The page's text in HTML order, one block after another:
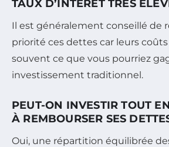
TAUX D’INTÉRÊT TRÈS
Il est généralement conseillé de
priorité ces dettes car leurs
souvent ce que vous pourriez
investissement traditionnel.
PEUT-ON INVESTIR TOUT
À REMBOURSER SES
Oui, une répartition équilibrée